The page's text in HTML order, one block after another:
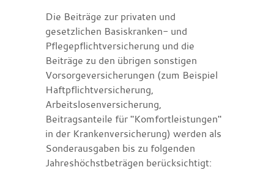
Die Beiträge zur privaten und
gesetzlichen Basiskranken- und
Pflegepflichtversicherung und die
Beiträge zu den übrigen sonstigen
Vorsorgeversicherungen (zum Beispiel
Haftpflichtversicherung,
Arbeitslosenversicherung,
Beitragsanteile für "Komfortleistungen"
in der Krankenversicherung) werden als
Sonderausgaben bis zu folgenden
Jahreshöchstbeträgen berücksichtigt: